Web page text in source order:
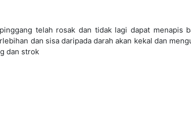
telah rosak dan tidak lagi dapat menapis
dan sisa daripada darah akan kekal dan
dan strok